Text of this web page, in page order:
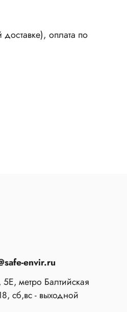
оплата по
envir.ru
метро Балтийская
сб,вс - выходной